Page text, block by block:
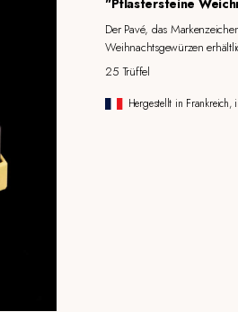
Der Pavé, das
Weihnachtsgewürzen
25 Trüffel
Hergestellt in Frankreich,